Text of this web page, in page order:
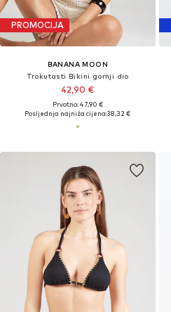
PROMOCIJA
BANANA MOON
Trokutasti Bikini gornji dio
42,90 €
Prvotno: 47,90 €
Posljednja najniža cijena:38,32 €